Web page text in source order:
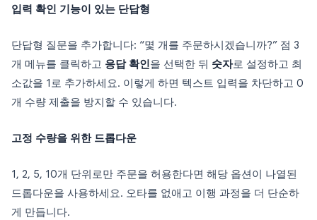
입력 확인 기능이 있는 단답형
단답형 질문을 추가합니다: “몇 개를 주문하시겠습니까?” 점 3
개 메뉴를 클릭하고 응답 확인을 선택한 뒤 숫자로 설정하고 최
소값을 1로 추가하세요. 이렇게 하면 텍스트 입력을 차단하고 0
개 수량 제출을 방지할 수 있습니다.
고정 수량을 위한 드롭다운
1, 2, 5, 10개 단위로만 주문을 허용한다면 해당 옵션이 나열된
드롭다운을 사용하세요. 오타를 없애고 이행 과정을 더 단순하
게 만듭니다.